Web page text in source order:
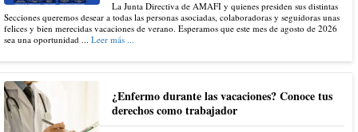
La Junta Directiva de AMAFI y quienes presiden sus distintas
Secciones queremos desear a todas las personas asociadas, colaboradoras y seguidoras unas
felices y bien merecidas vacaciones de verano. Esperamos que este mes de agosto de 2026
sea una oportunidad ... Leer más ...
¿Enfermo durante las vacaciones? Conoce tus
derechos como trabajador